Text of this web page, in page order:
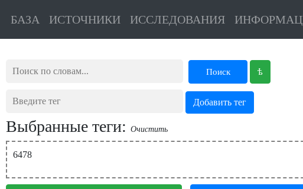
БАЗА ИСТОЧНИКИ ИССЛЕДОВАНИЯ
Поиск ѣ
Выбранные теги: Очистить
6478